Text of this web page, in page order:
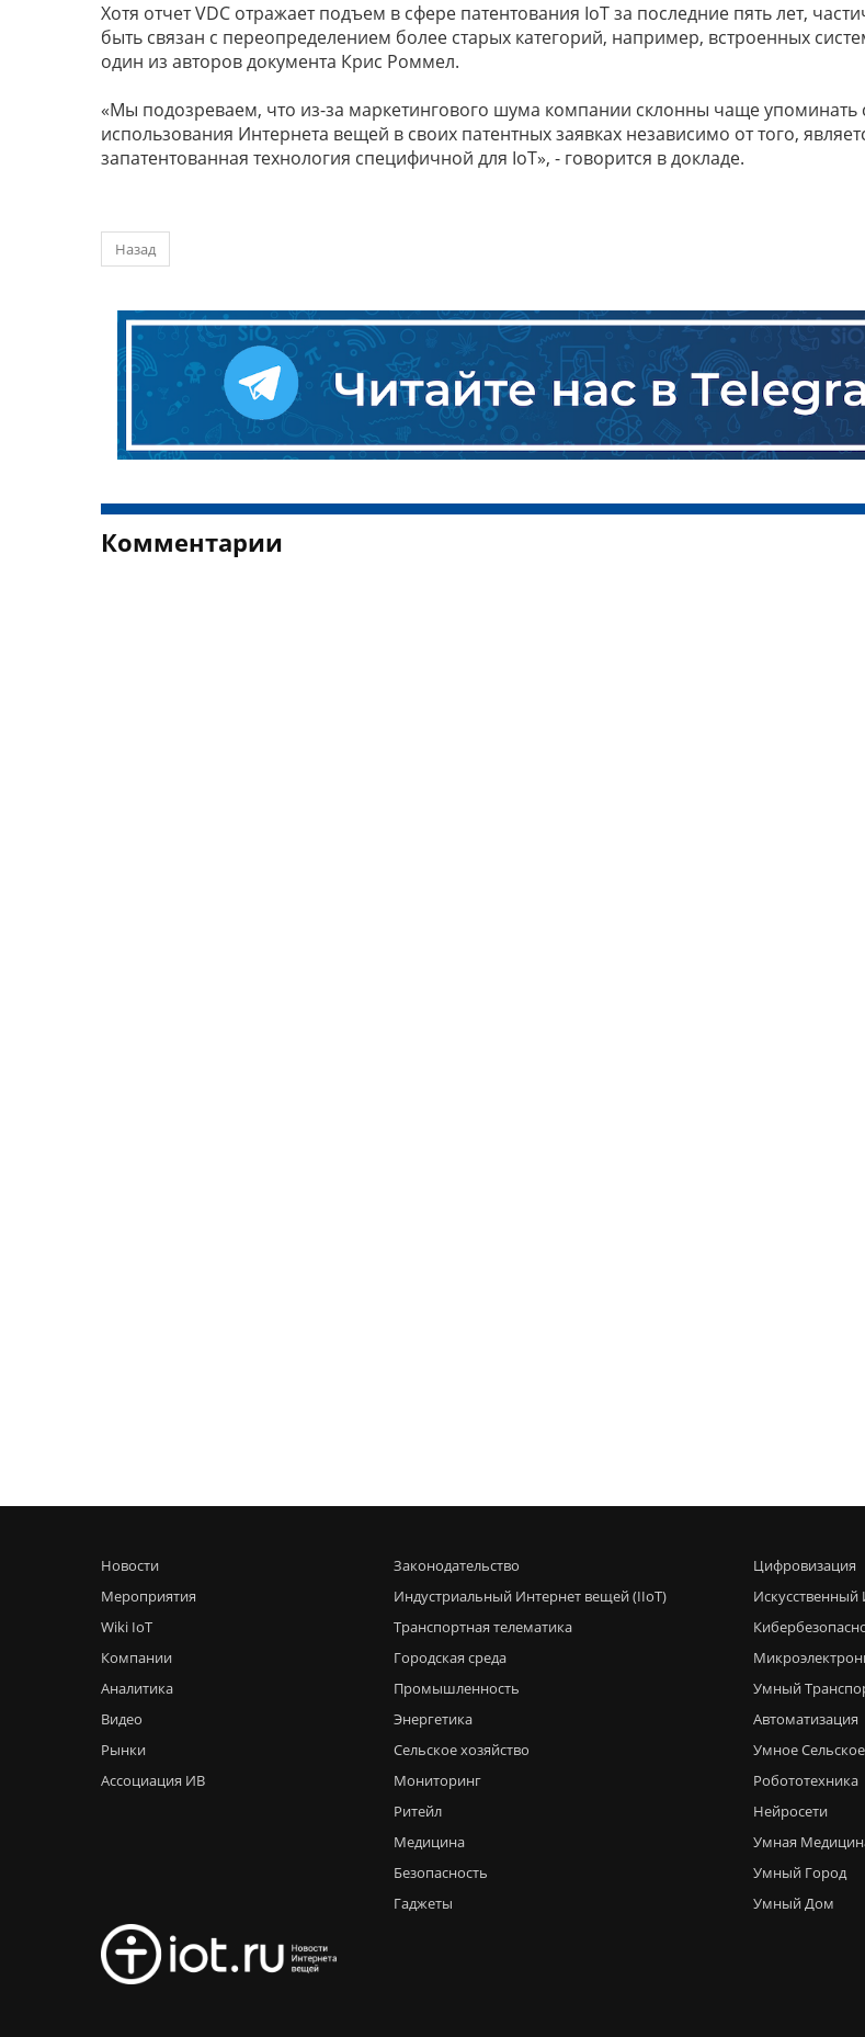
Хотя отчет VDC отражает подъем в сфере патентования IoT за последние пять лет,
быть связан с переопределением более старых категорий, например, встроенных
один из авторов документа Крис Роммел.
«Мы подозреваем, что из-за маркетингового шума компании склонны чаще упоминать
использования Интернета вещей в своих патентных заявках независимо от того,
запатентованная технология специфичной для IoT», - говорится в докладе.
Назад
Комментарии
Новости
Мероприятия
Wiki IoT
Компании
Аналитика
Видео
Рынки
Ассоциация ИВ
Законодательство
Индустриальный Интернет вещей (IIoT)
Транспортная телематика
Городская среда
Промышленность
Энергетика
Сельское хозяйство
Мониторинг
Ритейл
Медицина
Безопасность
Гаджеты
Цифровизация
Искусственный
Умный
Автоматизация
Умное
Робототехника
Нейросети
Умная
Умный Город
Умный Дом